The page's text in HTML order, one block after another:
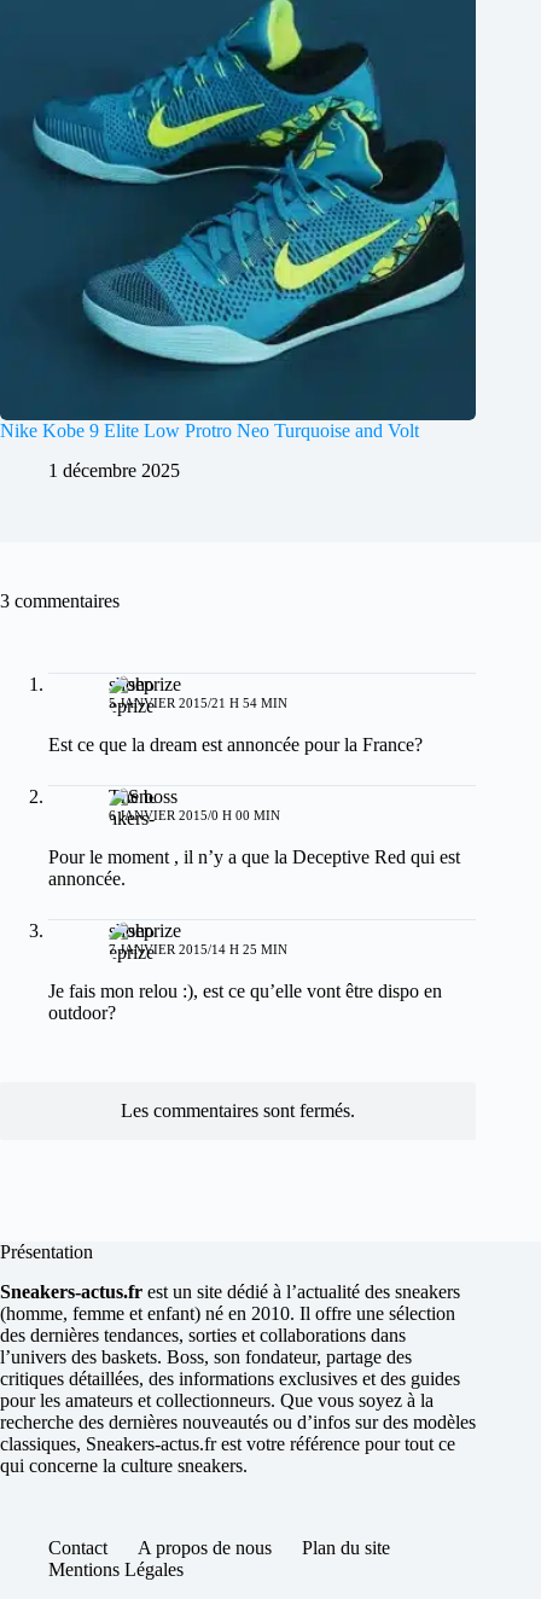
Nike Kobe 9 Elite Low Protro Neo Turquoise and Volt
1 décembre 2025
3 commentaires
shoeprize
5 JANVIER 2015/21 H 54 MIN
Est ce que la dream est annoncée pour la France?
The boss
6 JANVIER 2015/0 H 00 MIN
Pour le moment , il n’y a que la Deceptive Red qui est
annoncée.
shoeprize
7 JANVIER 2015/14 H 25 MIN
Je fais mon relou :), est ce qu’elle vont être dispo en
outdoor?
Les commentaires sont fermés.
Présentation
Sneakers-actus.fr est un site dédié à l’actualité des sneakers
(homme, femme et enfant) né en 2010. Il offre une sélection
des dernières tendances, sorties et collaborations dans
l’univers des baskets. Boss, son fondateur, partage des
critiques détaillées, des informations exclusives et des guides
pour les amateurs et collectionneurs. Que vous soyez à la
recherche des dernières nouveautés ou d’infos sur des modèles
classiques, Sneakers-actus.fr est votre référence pour tout ce
qui concerne la culture sneakers.
Contact A propos de nous
Plan du site
Mentions Légales